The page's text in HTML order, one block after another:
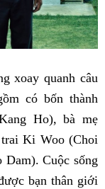
xoay quanh câu
có bốn thành
Ho), bà mẹ
trai Ki Woo (Choi
Cuộc sống
bạn thân giới